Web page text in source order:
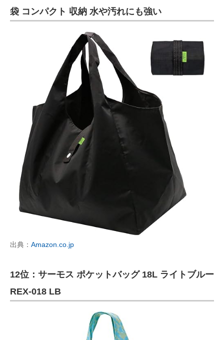
袋 コンパクト 収納 水や汚れにも強い
出典： Amazon.co.jp
12位：サーモス ポケットバッグ 18L ライトブルー
REX-018 LB